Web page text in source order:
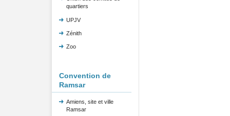
quartiers
UPJV
Zénith
Zoo
Convention de
Ramsar
Amiens, site et ville
Ramsar